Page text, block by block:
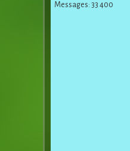
Messages: 33 400